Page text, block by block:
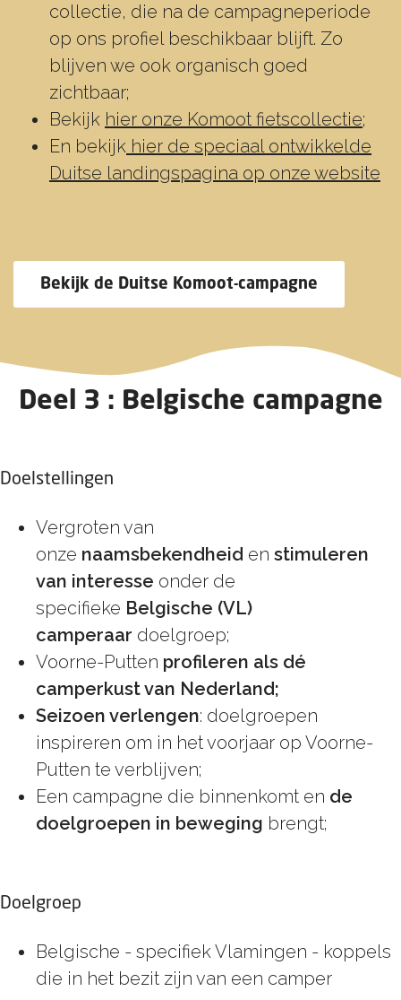
collectie, die na de campagneperiode
op ons profiel beschikbaar blijft. Zo
blijven we ook organisch goed
zichtbaar;
Bekijk hier onze Komoot fietscollectie;
En bekijk hier de speciaal ontwikkelde
Duitse landingspagina op onze website
Bekijk de Duitse Komoot-campagne
Deel 3 : Belgische campagne
Doelstellingen
Vergroten van
onze naamsbekendheid en stimuleren
van interesse onder de
specifieke Belgische (VL)
camperaar doelgroep;
Voorne-Putten profileren als dé
camperkust van Nederland;
Seizoen verlengen: doelgroepen
inspireren om in het voorjaar op Voorne-
Putten te verblijven;
Een campagne die binnenkomt en de
doelgroepen in beweging brengt;
Doelgroep
Belgische - specifiek Vlamingen - koppels
die in het bezit zijn van een camper